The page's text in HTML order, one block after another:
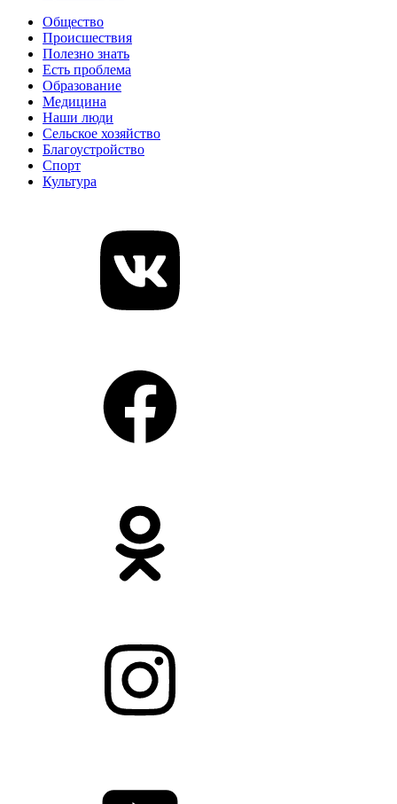
Общество
Происшествия
Полезно знать
Есть проблема
Образование
Медицина
Наши люди
Сельское хозяйство
Благоустройство
Спорт
Культура